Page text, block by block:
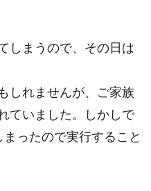
しまうので、その日は
しれませんが、ご家族
ていました。しかしで
ったので実行すること